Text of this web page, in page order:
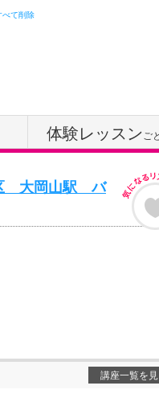
べて削除
体験レッスンご
大岡山駅 バ
講座一覧を